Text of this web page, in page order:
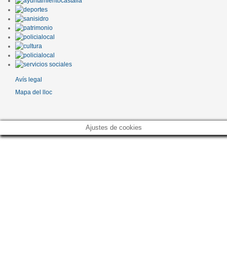
Avís legal
Mapa del lloc
Ajustes de cookies